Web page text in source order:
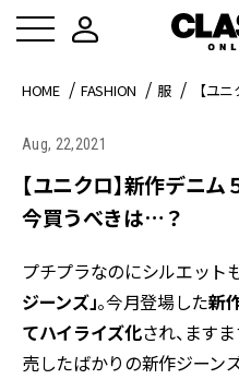
HOME FASHION 服 【ユ
Aug, 22,2021
【ユニクロ】新作デニ
今買うべきは…？
プチプラなのにシルエット
ジーンズ」。今月登場した新
てハイライズ化され、ます
売したばかりの新作ジーン